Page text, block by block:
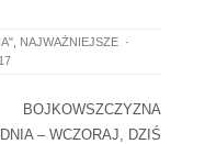
, NAJWAŻNIEJSZE
·
BOJKOWSZCZYZNA
– WCZORAJ, DZIŚ